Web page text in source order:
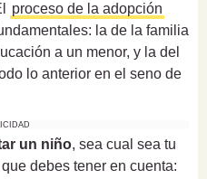
proceso de la adopción
la de la familia
a un menor, y la del
lo anterior en el seno de
un niño, sea cual sea tu
debes tener en cuenta: